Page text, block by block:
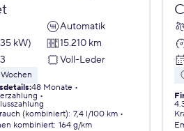
Automatik
kW)
15.210 km
Voll-Leder
:48 Monate
(kombiniert): 7,4 l/100 km
kombiniert: 164 g/km